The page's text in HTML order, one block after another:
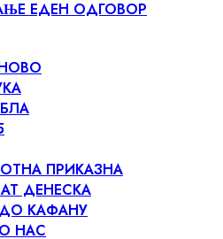
ЕДЕН ОДГОВОР
ПРИКАЗНА
ДЕНЕСКА
КАФАНУ
НАС